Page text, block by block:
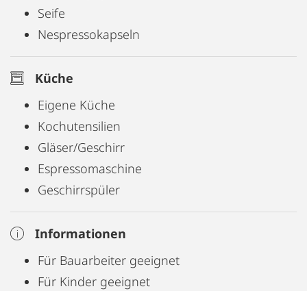
Seife
Nespressokapseln
Küche
Eigene Küche
Kochutensilien
Gläser/Geschirr
Espressomaschine
Geschirrspüler
Informationen
Für Bauarbeiter geeignet
Für Kinder geeignet